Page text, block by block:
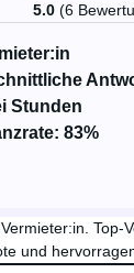
5.0 (6
Stunden
83%
Top-
und